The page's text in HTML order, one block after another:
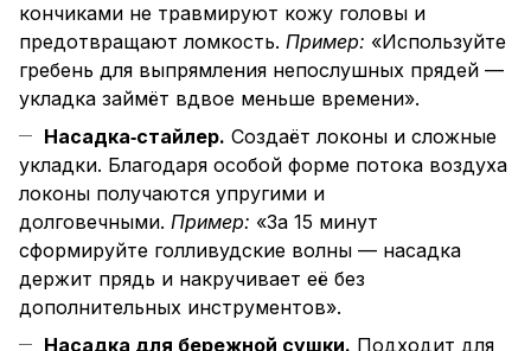
кончиками не травмируют кожу головы и
предотвращают ломкость. Пример: «Используйте
гребень для выпрямления непослушных прядей —
укладка займёт вдвое меньше времени».
Насадка‑стайлер. Создаёт локоны и сложные
укладки. Благодаря особой форме потока воздуха
локоны получаются упругими и
долговечными. Пример: «За 15 минут
сформируйте голливудские волны — насадка
держит прядь и накручивает её без
дополнительных инструментов».
Насадка для бережной сушки. Подходит для